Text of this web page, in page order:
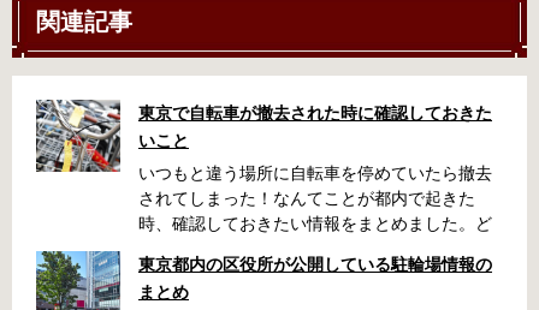
関連記事
東京で自転車が撤去された時に確認しておきた
いこと
いつもと違う場所に自転車を停めていたら撤去
されてしまった！なんてことが都内で起きた
時、確認しておきたい情報をまとめました。ど
くらい？なんて疑問が浮かぶかと思います。事
前に確認していざという時対処しましょう。 千
東京都内の区役所が公開している駐輪場情報の
まとめ